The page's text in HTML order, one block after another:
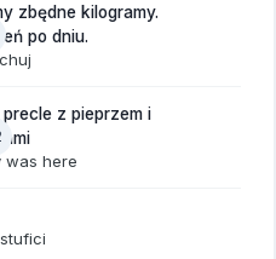
zbędne kilogramy.
po dniu.
z pieprzem i
was here